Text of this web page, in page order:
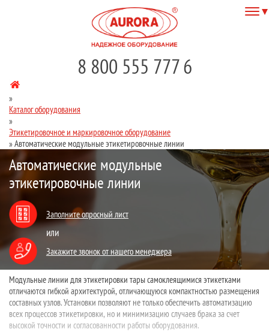
8 800 555 777 6
»
Каталог оборудования
»
Этикетировочное и маркировочное оборудование
»Автоматические модульные этикетировочные линии
Автоматические модульные
этикетировочные линии
Заполните опросный лист
или
Закажите звонок от нашего менеджера
Модульные линии для этикетировки тары самоклеящимися этикетками
отличаются гибкой архитектурой, отличающуюся компактностью размещения
составных узлов. Установки позволяют не только обеспечить автоматизацию
всех процессов этикетировки, но и минимизацию случаев брака за счет
высокой точности и согласованности работы оборудования.